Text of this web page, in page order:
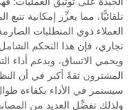
تلقائيًّا، مما يعزِّز إمكانية
العملاء ذوي المتطلبات
تجاري، فإن هذا التحكم
ويحمي الاتساق، ويدعم أداء
المشترون ثقةً أكبر في أن
سيستمر في الأداء بكفاءة
ولذلك تفضِّل العديد من